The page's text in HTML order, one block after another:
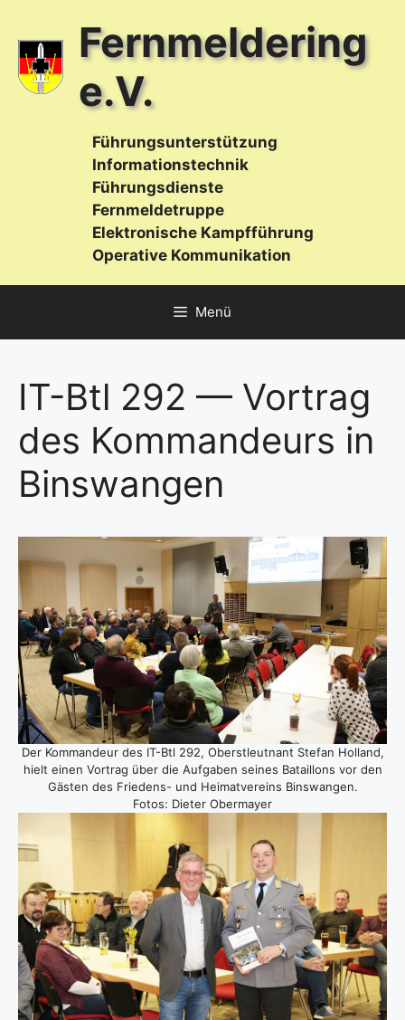
springen
Fernmeldering
e.V.
Führungsunterstützung
Informationstechnik
Führungsdienste
Fernmeldetruppe
Elektronische Kampfführung
Operative Kommunikation
Menü
IT-Btl 292 — Vortrag
des Kommandeurs in
Binswangen
Der Kom­man­deur des IT-Btl 292, Oberst­leut­nant Ste­fan Hol­land,
hielt einen Vor­trag über die Auf­ga­ben sei­nes Batail­lons vor den
Gäs­ten des Frie­dens- und Hei­mat­ver­eins Bins­wan­gen.
Fotos: Die­ter Ober­may­er